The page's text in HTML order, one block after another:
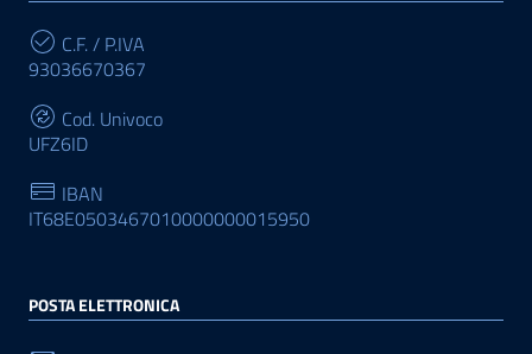
C.F. / P.IVA
93036670367
Cod. Univoco
UFZ6ID
IBAN
IT68E0503467010000000015950
POSTA ELETTRONICA